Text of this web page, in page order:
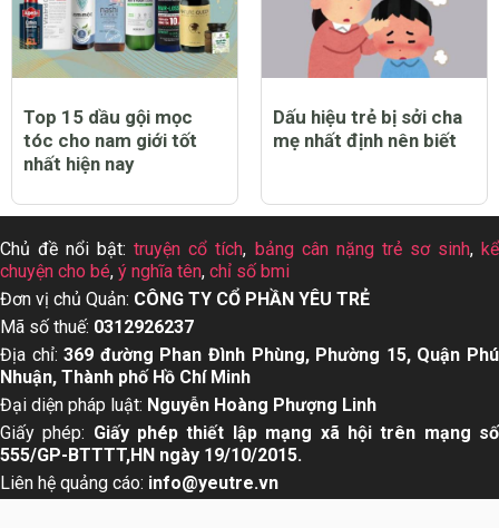
Top 15 dầu gội mọc
tóc cho nam giới tốt
nhất hiện nay
Dấu hiệu trẻ bị sởi cha
mẹ nhất định nên biết
Chủ đề nổi bật:truyện cổ tích, bảng cân nặng trẻ sơ sinh, kể
chuyện cho bé, ý nghĩa tên, chỉ số bmi
Đơn vị chủ Quản: CÔNG TY CỔ PHẦN YÊU TRẺ
Mã số thuế: 0312926237
Địa chỉ:369 đường Phan Đình Phùng, Phường 15, Quận Phú
Nhuận, Thành phố Hồ Chí Minh
Đại diện pháp luật: Nguyễn Hoàng Phượng Linh
Giấy phép: Giấy phép thiết lập mạng xã hội trên mạng số
555/GP-BTTTT,HN ngày 19/10/2015.
Liên hệ quảng cáo: info@yeutre.vn